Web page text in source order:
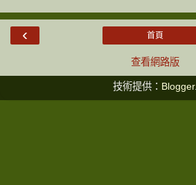
‹ 首頁
查看網路版
技術提供： Blogger.